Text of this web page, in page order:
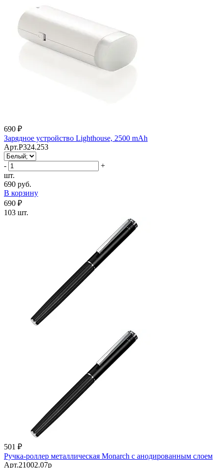
690 ₽
Зарядное устройство Lighthouse, 2500 mAh
Арт.P324.253
-
+
шт.
690 руб.
В корзину
690 ₽
103 шт.
501 ₽
Ручка-роллер металлическая Monarch с анодированным слоем
Арт.21002.07p